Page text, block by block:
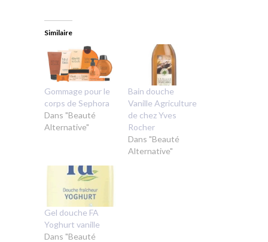
Similaire
Gommage pour le
corps de Sephora
Dans "Beauté
Alternative"
Bain douche
Vanille Agriculture
de chez Yves
Rocher
Dans "Beauté
Alternative"
Gel douche FA
Yoghurt vanille
Dans "Beauté